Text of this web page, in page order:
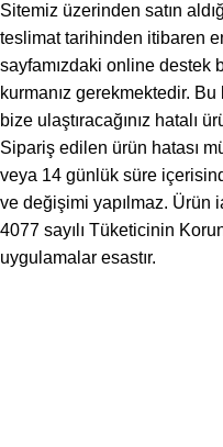
Sitemiz üzerinden satın
teslimat tarihinden itibaren
sayfamızdaki online destek
kurmanız gerekmektedir.
bize ulaştıracağınız hatalı
Sipariş edilen ürün hatası
veya 14 günlük süre
ve değişimi yapılmaz. Ürün
4077 sayılı Tüketicinin
uygulamalar esastır.